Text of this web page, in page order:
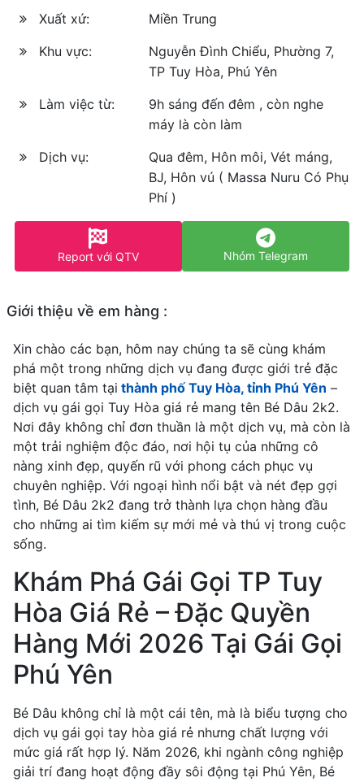
Xuất xứ:
Miền Trung
Khu vực:
Nguyễn Đình Chiểu, Phường 7,
TP Tuy Hòa, Phú Yên
Làm việc từ:
9h sáng đến đêm , còn nghe
máy là còn làm
Dịch vụ:
Qua đêm, Hôn môi, Vét máng,
BJ, Hôn vú ( Massa Nuru Có Phụ
Phí )
Report với QTV Nhóm Telegram
Giới thiệu về em hàng :
Xin chào các bạn, hôm nay chúng ta sẽ cùng khám
phá một trong những dịch vụ đang được giới trẻ đặc
biệt quan tâm tại thành phố Tuy Hòa, tỉnh Phú Yên –
dịch vụ gái gọi Tuy Hòa giá rẻ mang tên Bé Dâu 2k2.
Nơi đây không chỉ đơn thuần là một dịch vụ, mà còn là
một trải nghiệm độc đáo, nơi hội tụ của những cô
nàng xinh đẹp, quyến rũ với phong cách phục vụ
chuyên nghiệp. Với ngoại hình nổi bật và nét đẹp gợi
tình, Bé Dâu 2k2 đang trở thành lựa chọn hàng đầu
cho những ai tìm kiếm sự mới mẻ và thú vị trong cuộc
sống.
Khám Phá Gái Gọi TP Tuy
Hòa Giá Rẻ – Đặc Quyền
Hàng Mới 2026 Tại Gái Gọi
Phú Yên
Bé Dâu không chỉ là một cái tên, mà là biểu tượng cho
dịch vụ gái gọi tay hòa giá rẻ nhưng chất lượng với
mức giá rất hợp lý. Năm 2026, khi ngành công nghiệp
giải trí đang hoạt động đầy sôi động tại Phú Yên, Bé